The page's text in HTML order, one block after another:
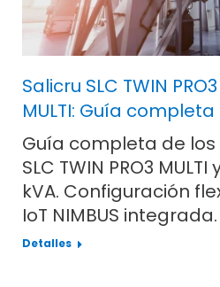
Salicru SLC TWIN PRO3
MULTI: Guía completa
Guía completa de los
SLC TWIN PRO3 MULTI
kVA. Configuración
IoT NIMBUS integrada.
Detalles